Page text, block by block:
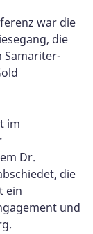
war die
die
Samariter-
im
Dr.
die
ein
und